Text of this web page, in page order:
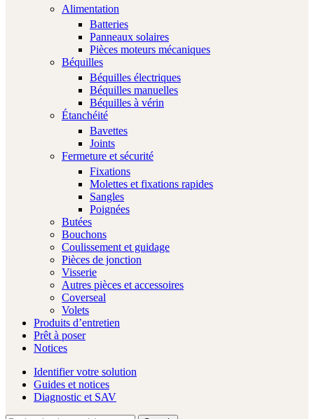
Alimentation
Batteries
Panneaux solaires
Pièces moteurs mécaniques
Béquilles
Béquilles électriques
Béquilles manuelles
Béquilles à vérin
Étanchéité
Bavettes
Joints
Fermeture et sécurité
Fixations
Molettes et fixations rapides
Sangles
Poignées
Butées
Bouchons
Coulissement et guidage
Pièces de jonction
Visserie
Autres pièces et accessoires
Coverseal
Volets
Produits d’entretien
Prêt à poser
Notices
Identifier votre solution
Guides et notices
Diagnostic et SAV